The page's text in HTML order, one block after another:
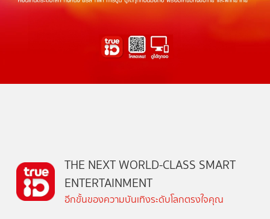
THE NEXT WORLD-CLASS SMART
ENTERTAINMENT
อีกขั้นของความบันเทิงระดับโลกตรงใจคุณ